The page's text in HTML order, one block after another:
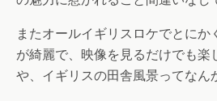
またオールイギリスロケでとにか
が綺麗で、映像を見るだけでも楽
や、イギリスの田舎風景ってなん